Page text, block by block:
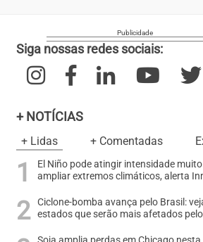
Siga nossas redes sociais:
+ NOTÍCIAS
+ Lidas + Comentadas
El Niño pode atingir intensidade
ampliar extremos climáticos, alerta
Ciclone-bomba avança pelo Brasil:
estados que serão mais afetados